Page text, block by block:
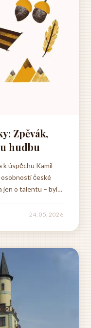
Zpěvák,
hudbu
k úspěchu Kamil
osobnosti české
jen o talentu – byla
sebe. Všechno
24. 05. 2026